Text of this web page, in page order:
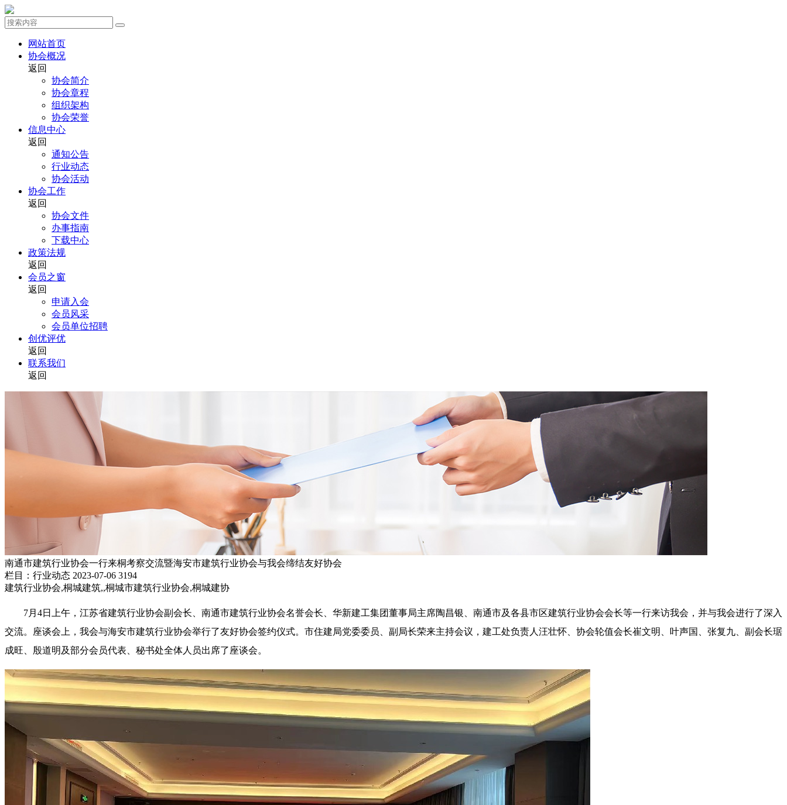
网站首页
协会概况
返回
协会简介
协会章程
组织架构
协会荣誉
信息中心
返回
通知公告
行业动态
协会活动
协会工作
返回
协会文件
办事指南
下载中心
政策法规
返回
会员之窗
返回
申请入会
会员风采
会员单位招聘
创优评优
返回
联系我们
返回
南通市建筑行业协会一行来桐考察交流暨海安市建筑行业协会与我会缔结友好协会
栏目：行业动态 2023-07-06 3194
建筑行业协会,桐城建筑,,桐城市建筑行业协会,桐城建协
7月4日上午，江苏省建筑行业协会副会长、南通市建筑行业协会名誉会长、华新建工集团董事局主席陶昌银、南通市及各县市区建筑行业协会会长等一行来访我会，并与我会进行了深入
交流。座谈会上，我会与海安市建筑行业协会举行了友好协会签约仪式。市住建局党委委员、副局长荣来主持会议，建工处负责人汪壮怀、协会轮值会长崔文明、叶声国、张复九、副会长琚
成旺、殷道明及部分会员代表、秘书处全体人员出席了座谈会。